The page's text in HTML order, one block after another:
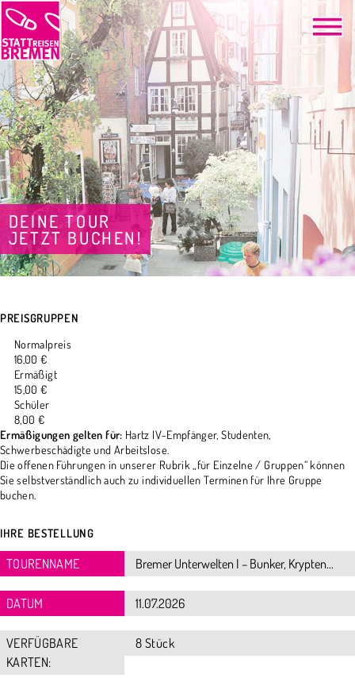
DEINE TOUR
JETZT BUCHEN!
PREISGRUPPEN
Normalpreis
16,00 €
Ermäßigt
15,00 €
Schüler
8,00 €
Ermäßigungen gelten für: Hartz IV-Empfänger, Studenten,
Schwerbeschädigte und Arbeitslose.
Die offenen Führungen in unserer Rubrik „für Einzelne / Gruppen“ können
Sie selbstverständlich auch zu individuellen Terminen für Ihre Gruppe
buchen.
IHRE BESTELLUNG
TOURENNAME
DATUM
VERFÜGBARE
KARTEN:
8 Stück